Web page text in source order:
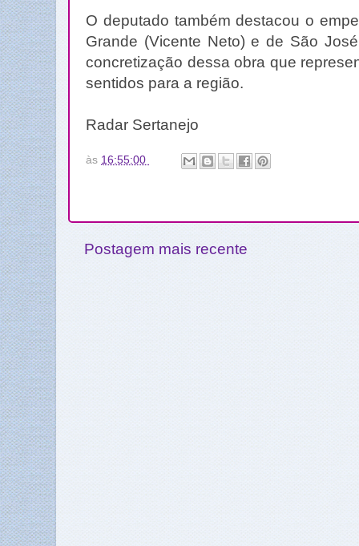
O deputado também destacou o
Grande (Vicente Neto) e de São
concretização dessa obra que
sentidos para a região.
Radar Sertanejo
às 16:55:00
Postagem mais recente